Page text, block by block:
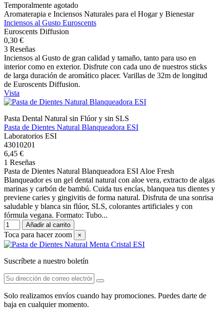
Temporalmente agotado
Aromaterapia e Inciensos Naturales para el Hogar y Bienestar
Inciensos al Gusto Euroscents
Euroscents Diffusion
0,30 €
3 Reseñas
Inciensos al Gusto de gran calidad y tamaño, tanto para uso en
interior como en exterior. Disfrute con cada uno de nuestros sticks
de larga duración de aromático placer. Varillas de 32m de longitud
de Euroscents Diffusion.
Vista
Pasta Dental Natural sin Flúor y sin SLS
Pasta de Dientes Natural Blanqueadora ESI
Laboratorios ESI
43010201
6,45 €
1 Reseñas
Pasta de Dientes Natural Blanqueadora ESI Aloe Fresh
Blanqueador es un gel dental natural con aloe vera, extracto de algas
marinas y carbón de bambú. Cuida tus encías, blanquea tus dientes y
previene caries y gingivitis de forma natural. Disfruta de una sonrisa
saludable y blanca sin flúor, SLS, colorantes artificiales y con
fórmula vegana. Formato: Tubo...
Añadir al carrito
Toca para hacer zoom ×
Suscríbete a nuestro boletín
Solo realizamos envíos cuando hay promociones. Puedes darte de
baja en cualquier momento.